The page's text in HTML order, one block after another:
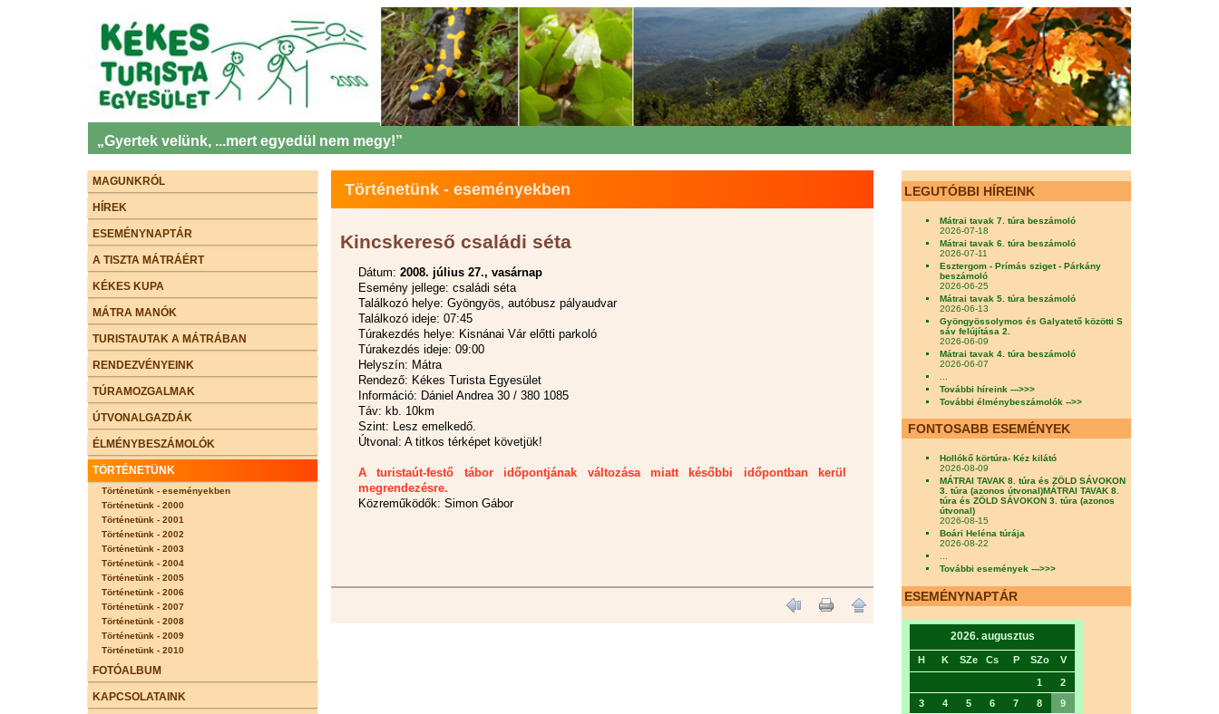
„Gyertek velünk, ...mert egyedül nem megy!”
MAGUNKRÓL
HÍREK
ESEMÉNYNAPTÁR
A TISZTA MÁTRÁÉRT
KÉKES KUPA
MÁTRA MANÓK
TURISTAUTAK A MÁTRÁBAN
RENDEZVÉNYEINK
TÚRAMOZGALMAK
ÚTVONALGAZDÁK
ÉLMÉNYBESZÁMOLÓK
TÖRTÉNETÜNK
Történetünk - eseményekben
Történetünk - 2000
Történetünk - 2001
Történetünk - 2002
Történetünk - 2003
Történetünk - 2004
Történetünk - 2005
Történetünk - 2006
Történetünk - 2007
Történetünk - 2008
Történetünk - 2009
Történetünk - 2010
FOTÓALBUM
KAPCSOLATAINK
Történetünk - eseményekben
Kincskereső családi séta
Dátum: 2008. július 27., vasárnap
Esemény jellege: családi séta
Találkozó helye: Gyöngyös, autóbusz pályaudvar
Találkozó ideje: 07:45
Túrakezdés helye: Kisnánai Vár előtti parkoló
Túrakezdés ideje: 09:00
Helyszín: Mátra
Rendező: Kékes Turista Egyesület
Információ: Dániel Andrea 30 / 380 1085
Táv: kb. 10km
Szint: Lesz emelkedő.
Útvonal: A titkos térképet követjük!
A turistaút-festő tábor időpontjának változása miatt későbbi időpontban kerül
megrendezésre.
Közreműködők: Simon Gábor
LEGUTÓBBI HÍREINK
Mátrai tavak 7. túra beszámoló
2026-07-18
Mátrai tavak 6. túra beszámoló
2026-07-11
Esztergom - Prímás sziget - Párkány
beszámoló
2026-06-25
Mátrai tavak 5. túra beszámoló
2026-06-13
Gyöngyössolymos és Galyatető közötti S
sáv felújítása 2.
2026-06-09
Mátrai tavak 4. túra beszámoló
2026-06-07
További híreink --->>>
További élménybeszámolók -->>
FONTOSABB ESEMÉNYEK
Hollókő körtúra- Kéz kilátó
2026-08-09
MÁTRAI TAVAK 8. túra és ZÖLD SÁVOKON
3. túra (azonos útvonal)MÁTRAI TAVAK 8.
túra és ZÖLD SÁVOKON 3. túra (azonos
útvonal)
2026-08-15
Boári Heléna túrája
2026-08-22
...
További események --->>>
ESEMÉNYNAPTÁR
2026. augusztus
H K SZe Cs P SZo V
1
2
3
4 5 6 7 8
9